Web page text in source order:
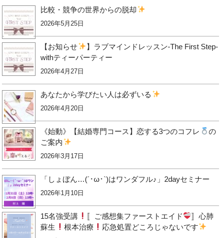
比較・競争の世界からの脱却
2026年5月25日
【お知らせ
】ラブマインドレッスン-The First Step-
withティーパーティー
2026年4月27日
あなたから学びたい人は必ずいる
2026年4月20日
《始動》【結婚専門コース】恋する3つのコフレ
の
ご案内
2026年3月17日
「しょぼん…(´･ω･`)はワンダフル♪」2dayセミナー
2026年1月10日
15名強受講 〚ご感想集ファーストエイド
〛心肺
蘇生
根本治療 応急処置どころじゃないです